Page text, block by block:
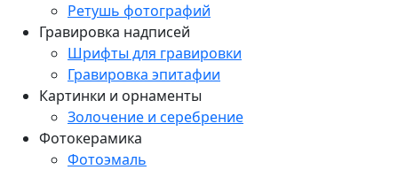
Ретушь фотографий
Гравировка надписей
Шрифты для гравировки
Гравировка эпитафии
Картинки и орнаменты
Золочение и серебрение
Фотокерамика
Фотоэмаль